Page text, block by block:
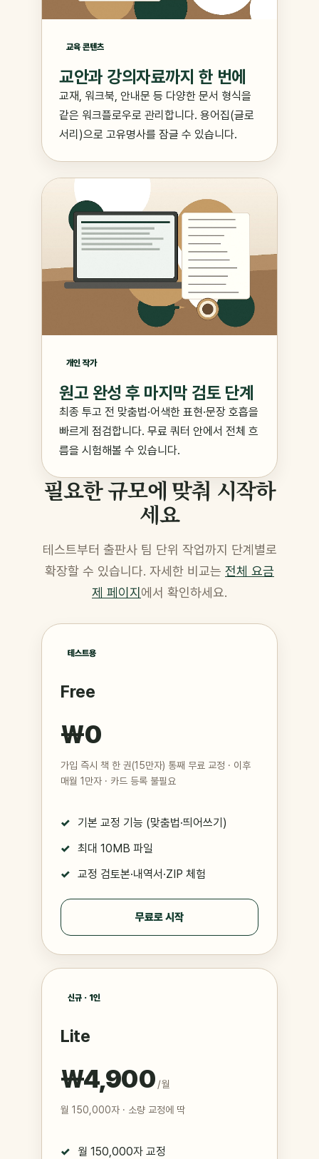
교육 콘텐츠
교안과 강의자료까지 한 번에
교재, 워크북, 안내문 등 다양한 문서 형식을
같은 워크플로우로 관리합니다. 용어집(글로
서리)으로 고유명사를 잠글 수 있습니다.
개인 작가
원고 완성 후 마지막 검토 단계
최종 투고 전 맞춤법·어색한 표현·문장 호흡을
빠르게 점검합니다. 무료 쿼터 안에서 전체 흐
름을 시험해볼 수 있습니다.
필요한 규모에 맞춰 시작하
세요
테스트부터 출판사 팀 단위 작업까지 단계별로
확장할 수 있습니다. 자세한 비교는 전체 요금
제 페이지 에서 확인하세요.
테스트용
Free
₩0
가입 즉시 책 한 권(15만자) 통째 무료 교정 · 이후
매월 1만자 · 카드 등록 불필요
기본 교정 기능 (맞춤법·띄어쓰기)
최대 10MB 파일
교정 검토본·내역서·ZIP 체험
무료로 시작
신규 · 1인
Lite
₩4,900 / 월
월 150,000자 · 소량 교정에 딱
월 150,000자 교정